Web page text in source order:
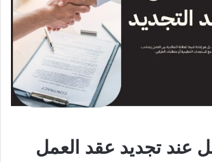
عند تجديد عقد العمل